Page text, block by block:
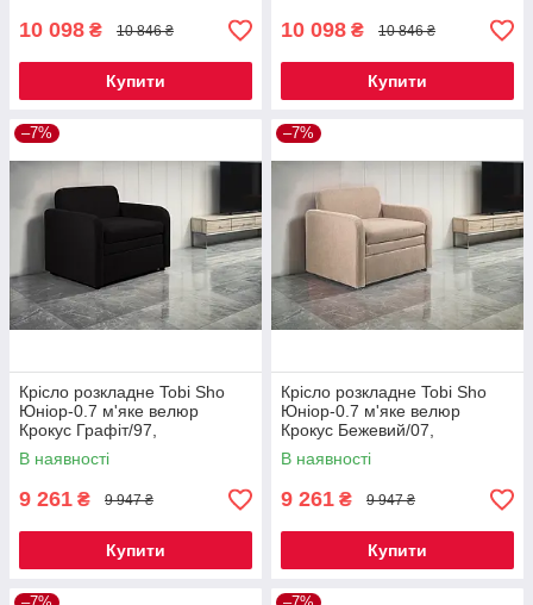
10 098 ₴ 10 846 ₴
Купити
10 098 ₴ 10 846 ₴
Купити
–7%
Крісло розкладне Tobi Sho
Юніор-0.7 м'яке велюр
Крокус Графіт/97,
880х800х800 мм
В наявності
9 261 ₴ 9 947 ₴
Купити
–7%
Крісло розкладне Tobi Sho
Юніор-0.7 м'яке велюр
Крокус Бежевий/07,
880х800х800 мм
В наявності
9 261 ₴ 9 947 ₴
Купити